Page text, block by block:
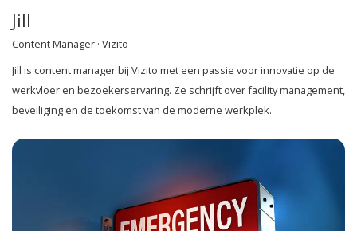
Jill
Content Manager · Vizito
Jill is content manager bij Vizito met een passie voor innovatie op de
werkvloer en bezoekerservaring. Ze schrijft over facility management,
beveiliging en de toekomst van de moderne werkplek.